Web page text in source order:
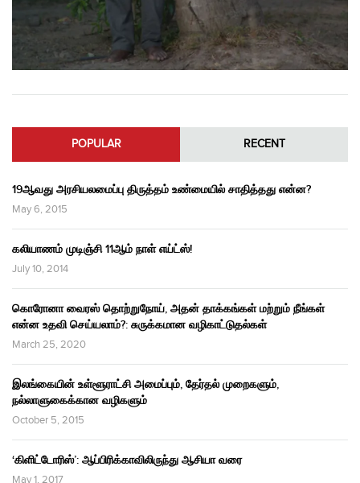
POPULAR RECENT
19ஆவது அரசியலமைப்பு திருத்தம் உண்மையில் சாதித்தது என்ன?
May 6, 2015
கலியாணம் முடிஞ்சி 11ஆம் நாள் எய்ட்ஸ்!
July 10, 2014
கொரோனா வைரஸ் தொற்றுநோய், அதன் தாக்கங்கள் மற்றும் நீங்கள்
என்ன உதவி செய்யலாம்?: சுருக்கமான வழிகாட்டுதல்கள்
March 25, 2020
இலங்கையின் உள்ளூராட்சி அமைப்பும், தேர்தல் முறைகளும்,
நல்லாளுகைக்கான வழிகளும்
October 5, 2015
‘கிளிட்டோரிஸ்’: ஆப்பிரிக்காவிலிருந்து ஆசியா வரை
May 1, 2017